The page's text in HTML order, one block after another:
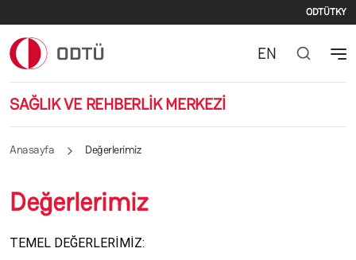
ODTÜTKY
SAĞLIK VE REHBERLİK MERKEZİ
EN
Anasayfa Değerlerimiz
Değerlerimiz
TEMEL DEĞERLERİMİZ: